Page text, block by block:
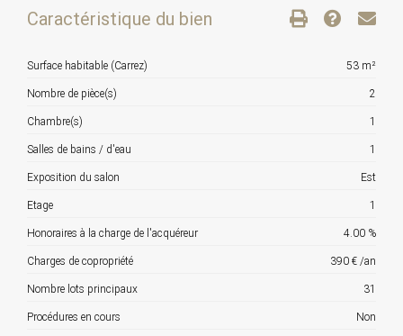
Caractéristique du bien
Surface habitable (Carrez) 53 m²
Nombre de pièce(s) 2
Chambre(s) 1
Salles de bains / d'eau 1
Exposition du salon Est
Etage 1
Honoraires à la charge de l'acquéreur 4.00 %
Charges de copropriété 390 € /an
Nombre lots principaux 31
Procédures en cours Non